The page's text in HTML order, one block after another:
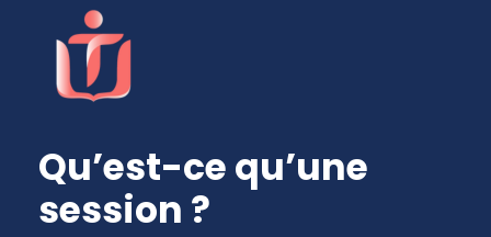
Qu’est-ce qu’une
session ?